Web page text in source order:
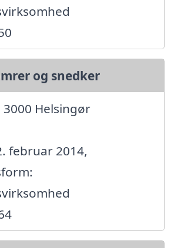
og snedker
3000 Helsingør
februar 2014,